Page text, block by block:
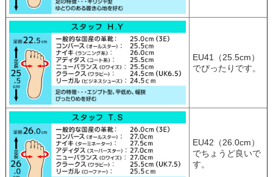
EU41（25.5cm）
でぴったりです。
EU42（26.0cm）
でちょうど良いで
す。